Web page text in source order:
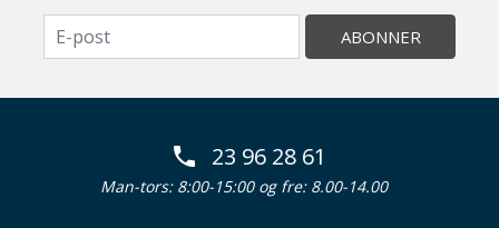
ABONNER
23 96 28 61
Man-tors: 8:00-15:00 og fre: 8.00-14.00